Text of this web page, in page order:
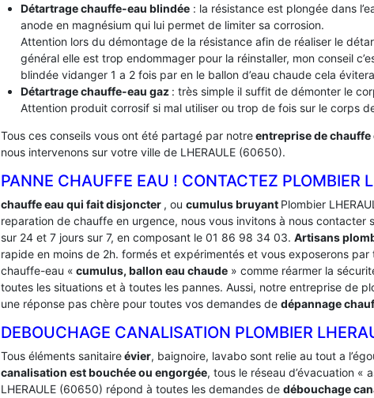
Détartrage chauffe-eau blindée: la résistance est plongée dans
anode en magnésium qui lui permet de limiter sa corrosion.
Attention lors du démontage de la résistance afin de réaliser le
général elle est trop endommager pour la réinstaller, mon conseil
blindée vidanger 1 a 2 fois par en le ballon d’eau chaude cela
Détartrage chauffe-eau gaz : très simple il suffit de démonter le
Attention produit corrosif si mal utiliser ou trop de fois sur le corps
Tous ces conseils vous ont été partagé par notreentreprise de chauffe
nous intervenons sur votre ville de LHERAULE (60650).
PANNE CHAUFFE EAU ! CONTACTEZ PLOMBIER
chauffe eau qui fait disjoncter , ou cumulus bruyant Plombier
reparation de chauffe en urgence, nous vous invitons à nous
sur 24 et 7 jours sur 7, en composant le 01 86 98 34 03. Artisans
rapide en moins de 2h. formés et expérimentés et vous exposerons
chauffe-eau « cumulus, ballon eau chaude » comme réarmer la
toutes les situations et à toutes les pannes. Aussi, notre entreprise de
une réponse pas chère pour toutes vos demandes de dépannage
DEBOUCHAGE CANALISATION PLOMBIER
Tous éléments sanitaireévier, baignoire, lavabo sont relie au tout a
canalisation est bouchée ou engorgée, tous le réseau d’évacuation «
LHERAULE (60650) répond à toutes les demandes de débouchage